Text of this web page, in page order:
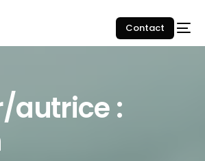
Contact
autrice :